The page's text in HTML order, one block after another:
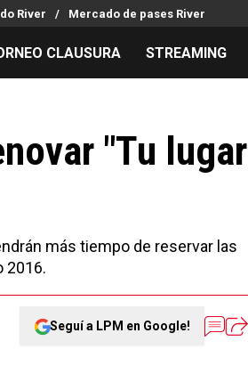
River Mercado de pases River
Noticias
Guías
CLAUSURA STREAMING
"Tu lugar
más tiempo de reservar las
2016.
Seguí a LPM en Google!